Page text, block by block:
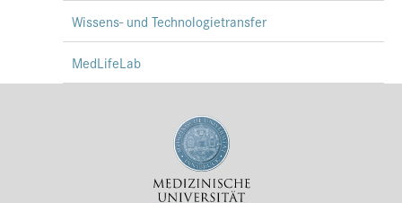
Wissens- und Technologietransfer
MedLifeLab